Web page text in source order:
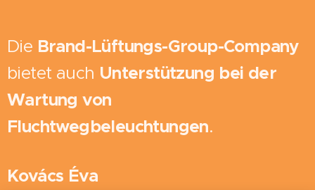
Die Brand-Lüftungs-Group-Company
bietet auch Unterstützung bei der
Wartung von
Fluchtwegbeleuchtungen.
Kovács Éva